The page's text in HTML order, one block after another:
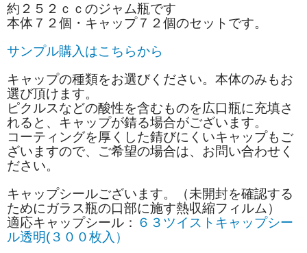
約２５２ｃｃのジャム瓶です
本体７２個・キャップ７２個のセットです。
サンプル購入はこちらから
キャップの種類をお選びください。本体のみもお
選び頂けます。
ピクルスなどの酸性を含むものを広口瓶に充填さ
れると、キャップが錆る場合がございます。
コーティングを厚くした錆びにくいキャップもご
ざいますので、ご希望の場合は、お問い合わせく
ださい。
キャップシールございます。（未開封を確認する
ためにガラス瓶の口部に施す熱収縮フィルム）
適応キャップシール： ６３ツイストキャップシー
ル透明(３００枚入）